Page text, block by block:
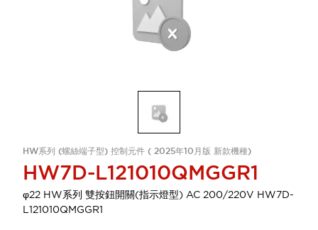
HW系列 (螺絲端子型) 控制元件 ( 2025年10月版 新款機種)
HW7D-L121010QMGGR1
φ22 HW系列 雙按鈕開關(指示燈型) AC 200/220V HW7D-
L121010QMGGR1